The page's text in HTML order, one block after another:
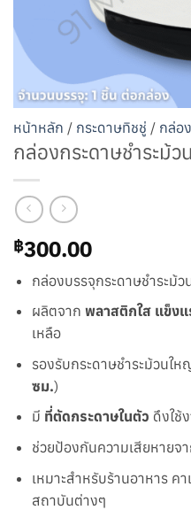
หน้าหลัก / กระดาษทิชชู่ / กล่อ
กล่องกระดาษชำระม้
฿300.00
กล่องบรรจุกระดาษชำระม้
ผลิตจาก พลาสติกใส แข็งแ
เหลือ
รองรับกระดาษชำระม้วนให
ซม.)
มี ที่ตัดกระดาษในตัว ดึงใช้
ช่วยป้องกันความเสียหายจ
เหมาะสำหรับร้านอาหาร ค
สถาบันต่างๆ